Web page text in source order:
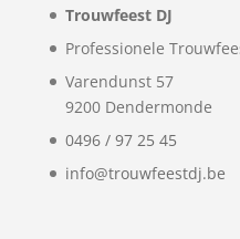
Trouwfeest DJ
Professionele
Varendunst 57
9200 Dendermonde
0496 / 97 25 45
info@trouwfeestdj.be